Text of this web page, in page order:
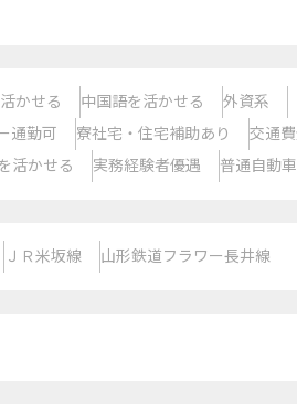
かせる 中国語を活かせる
外資系
通勤可 寮社宅・住宅補助あり
交通
活かせる 実務経験者優遇 普通自動
ＪＲ米坂線 山形鉄道フラワー長井線